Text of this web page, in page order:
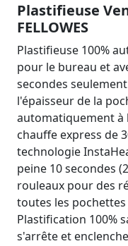
Plastifieuse
FELLOWES
Plastifieuse 100%
pour le bureau et
secondes
l'épaisseur de la
automatiquement à
chauffe express de
technologie
peine 10 secondes
rouleaux pour des
toutes les pochettes
Plastification 100%
s'arrête et